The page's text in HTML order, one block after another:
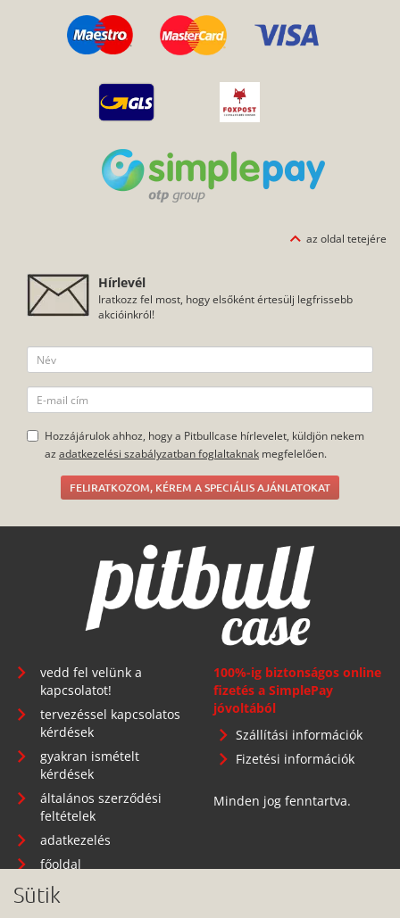
az oldal tetejére
Hírlevél
Iratkozz fel most, hogy elsőként értesülj legfrissebb
akcióinkról!
Hozzájárulok ahhoz, hogy a Pitbullcase hírlevelet, küldjön nekem
az adatkezelési szabályzatban foglaltaknak megfelelően.
FELIRATKOZOM, KÉREM A SPECIÁLIS AJÁNLATOKAT
vedd fel velünk a
kapcsolatot!
tervezéssel kapcsolatos
kérdések
gyakran ismételt
kérdések
általános szerződési
feltételek
adatkezelés
főoldal
100%-ig biztonságos online
fizetés a SimplePay
jóvoltából
Szállítási információk
Fizetési információk
Minden jog fenntartva.
Sütik